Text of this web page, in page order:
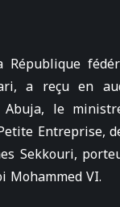
a reçu en
le
Entreprise,
Sekkouri,
Mohammed VI.